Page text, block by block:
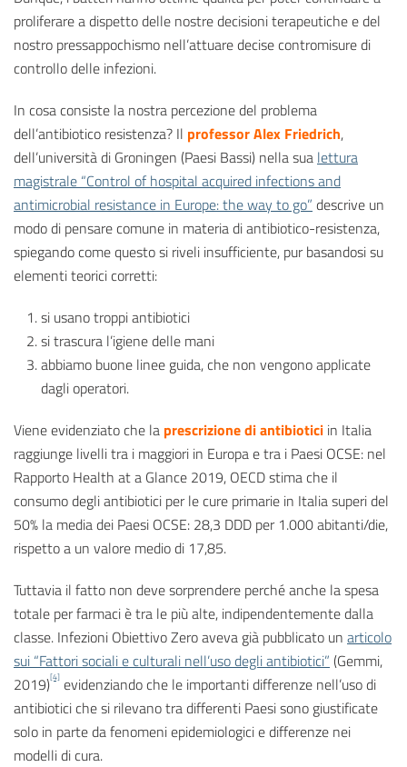
proliferare a dispetto delle nostre decisioni terapeutiche e del
nostro pressappochismo nell’attuare decise contromisure di
controllo delle infezioni.
In cosa consiste la nostra percezione del problema
dell’antibiotico resistenza? Il professor Alex Friedrich,
dell’università di Groningen (Paesi Bassi) nella sua lettura
magistrale “Control of hospital acquired infections and
antimicrobial resistance in Europe: the way to go” descrive un
modo di pensare comune in materia di antibiotico-resistenza,
spiegando come questo si riveli insufficiente, pur basandosi su
elementi teorici corretti:
si usano troppi antibiotici
si trascura l’igiene delle mani
abbiamo buone linee guida, che non vengono applicate
dagli operatori.
Viene evidenziato che la prescrizione di antibiotici in Italia
raggiunge livelli tra i maggiori in Europa e tra i Paesi OCSE: nel
Rapporto Health at a Glance 2019, OECD stima che il
consumo degli antibiotici per le cure primarie in Italia superi del
50% la media dei Paesi OCSE: 28,3 DDD per 1.000 abitanti/die,
rispetto a un valore medio di 17,85.
Tuttavia il fatto non deve sorprendere perché anche la spesa
totale per farmaci è tra le più alte, indipendentemente dalla
classe. Infezioni Obiettivo Zero aveva già pubblicato un articolo
sui “Fattori sociali e culturali nell’uso degli antibiotici” (Gemmi,
2019)[4] evidenziando che le importanti differenze nell’uso di
antibiotici che si rilevano tra differenti Paesi sono giustificate
solo in parte da fenomeni epidemiologici e differenze nei
modelli di cura.